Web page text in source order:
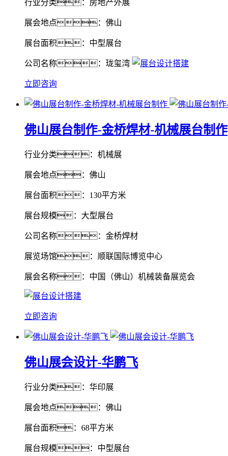
行业分类：房地产外展
展会地点：佛山
展台面积：中型展台
公司名称：珑玺湾
立即咨询
佛山展台制作-金桥焊材-机械展台制作
行业分类：机械展
展会地点：佛山
展台面积：130平方米
展台规模：大型展台
公司名称：金桥焊材
展览场馆：顺联国际博览中心
展会名称：中国（佛山）机械装备展览会
立即咨询
佛山展会设计-华鹏飞
行业分类：华印展
展会地点：佛山
展台面积：68平方米
展台规模：中型展台